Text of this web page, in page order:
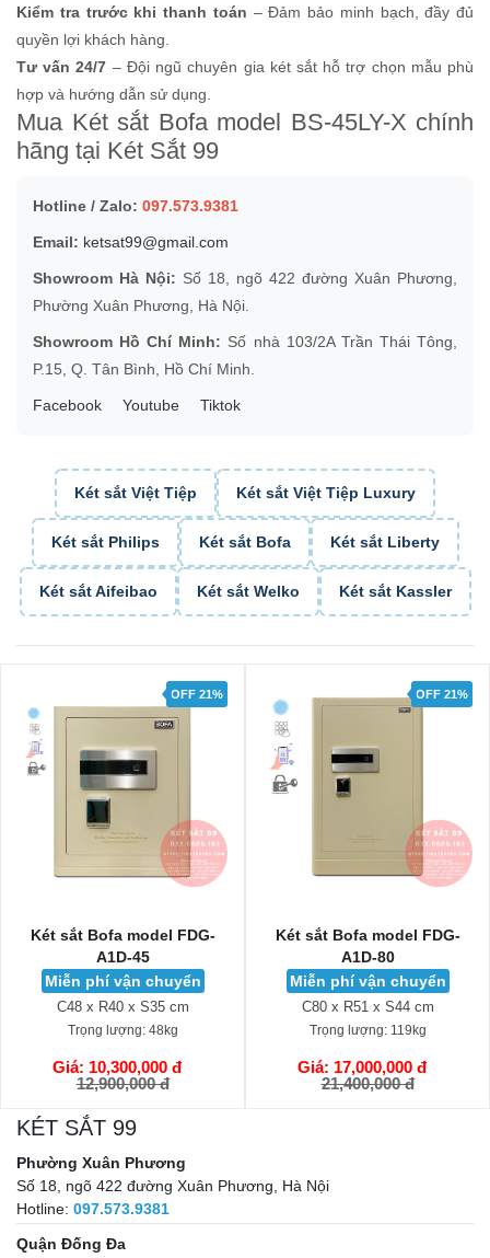
Kiểm tra trước khi thanh toán – Đảm bảo minh bạch, đầy đủ
quyền lợi khách hàng.
Tư vấn 24/7 – Đội ngũ chuyên gia két sắt hỗ trợ chọn mẫu phù
hợp và hướng dẫn sử dụng.
Mua Két sắt Bofa model BS-45LY-X chính
hãng tại Két Sắt 99
Hotline / Zalo: 097.573.9381
Email: ketsat99@gmail.com
Showroom Hà Nội: Số 18, ngõ 422 đường Xuân Phương,
Phường Xuân Phương, Hà Nội.
Showroom Hồ Chí Minh: Số nhà 103/2A Trần Thái Tông,
P.15, Q. Tân Bình, Hồ Chí Minh.
Facebook Youtube Tiktok
Két sắt Việt Tiệp Két sắt Việt Tiệp Luxury
Két sắt Philips Két sắt Bofa Két sắt Liberty
Két sắt Aifeibao Két sắt Welko Két sắt Kassler
OFF 21%
Két sắt Bofa model FDG-
A1D-80
Miễn phí vận chuyển
C80 x R51 x S44 cm
Trọng lượng:119kg
Giá: 17,000,000 đ
21,400,000 đ
GIỎ HÀNG
OFF 29%
Két sắt Liberty LB58-S9-
PRO-G
Miễn phí vận chuyển
C58 x R43 x S39 cm
Trọng lượng: 71kg
Giá: 18,500,000 đ
25,900,000 đ
GIỎ HÀNG
KÉT SẮT 99
Phường Xuân Phương
Số 18, ngõ 422 đường Xuân Phương, Hà Nội
Hotline: 097.573.9381
Quận Đống Đa